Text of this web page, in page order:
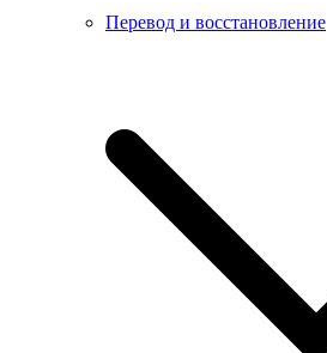
Перевод и восстановление